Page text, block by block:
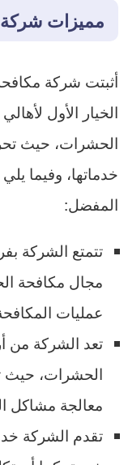
مميزات
أثبتت شركة
الخيار الأول
الحشرات، حيث
خدماتها، وفيما يلي
المفضل:
تتمتع الشركة
مجال مكافحة
عمليات
تعد الشركة
الحشرات، حيث
معالجة مشاكل
تقدم الشركة